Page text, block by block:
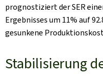
prognostiziert der SER
Ergebnisses um 11% auf
gesunkene
Stabilisierung